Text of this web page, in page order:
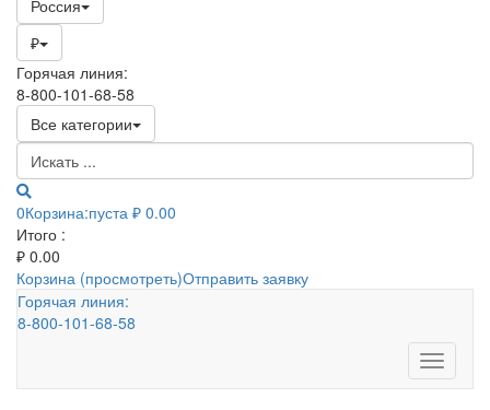
Россия
₽
Горячая линия:
8-800-101-68-58
Все категории
0Корзина:пуста ₽ 0.00
Итого :
₽ 0.00
Корзина (просмотреть)Отправить заявку
Горячая линия:
8-800-101-68-58
Toggle